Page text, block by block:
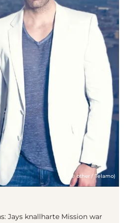
(© other / Telamo)
Jays knallharte Mission war